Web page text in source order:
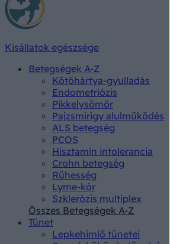
Kisállatok egészsége
Betegségek A-Z
Kötőhártya-gyulladás
Endometriózis
Pikkelysömör
Pajzsmirigy alulműködés
ALS betegség
PCOS
Hisztamin intolerancia
Crohn betegség
Rühesség
Lyme-kór
Szklerózis multiplex
Összes Betegségek A-Z
Tünet
Lepkehimlő tünetei